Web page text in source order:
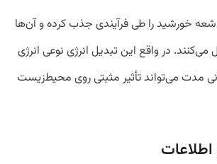
خورشید را طی فرآیندی جذب کرده و آن‌ها
می‌کنند. در واقع این تبدیل انرژی نوعی انرژی
مدت می‌تواند تأثیر مثبتی روی محیط‌زیست